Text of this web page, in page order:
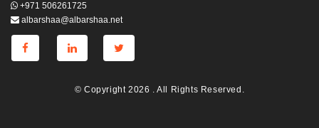
+971 506261725
albarshaa@albarshaa.net
© Copyright 2026 . All Rights Reserved.